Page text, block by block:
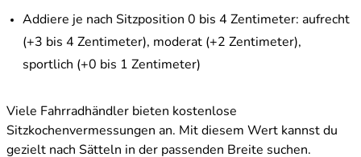
Addiere je nach Sitzposition 0 bis 4 Zentimeter: aufrecht
(+3 bis 4 Zentimeter), moderat (+2 Zentimeter),
sportlich (+0 bis 1 Zentimeter)
Viele Fahrradhändler bieten kostenlose
Sitzkochenvermessungen an. Mit diesem Wert kannst du
gezielt nach Sätteln in der passenden Breite suchen.